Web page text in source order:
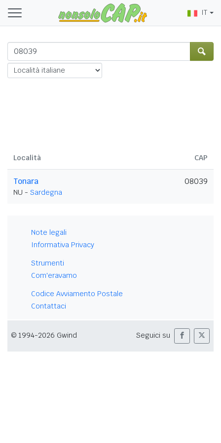
IT
Località CAP
Tonara
NU - Sardegna
08039
Note legali
Informativa Privacy
Strumenti
Com'eravamo
Codice Avviamento Postale
Contattaci
© 1994-2026 Gwind Seguici su